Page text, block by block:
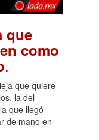
que
como
.
que quiere
la del
que llegó
de mano en